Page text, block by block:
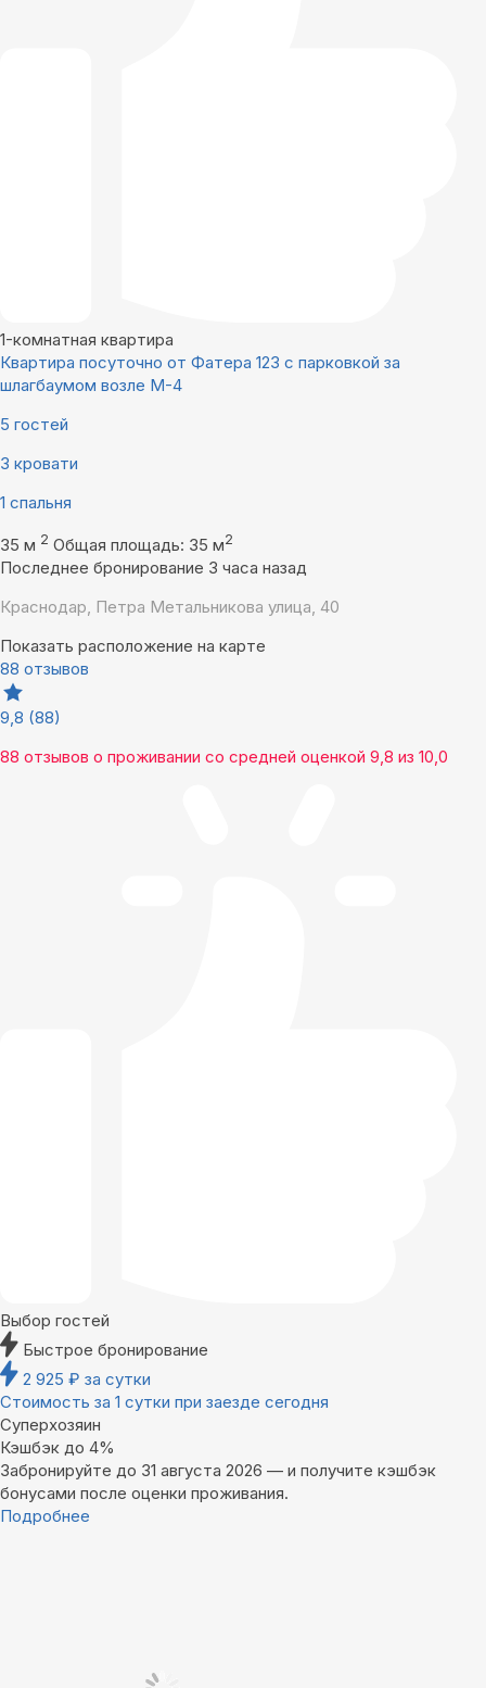
1-комнатная квартира
Квартира посуточно от Фатера 123 с парковкой за
шлагбаумом возле М-4
5 гостей
3 кровати
1 спальня
35 м 2 Общая площадь: 35 м2
Последнее бронирование 3 часа назад
Краснодар, Петра Метальникова улица, 40
Показать расположение на карте
88 отзывов
9,8 (88)
88 отзывов о проживании со средней оценкой 9,8 из 10,0
Выбор гостей
Быстрое бронирование
2 925 ₽ за сутки
Стоимость за 1 сутки при заезде сегодня
Суперхозяин
Кэшбэк до 4%
Забронируйте до 31 августа 2026 — и получите кэшбэк
бонусами после оценки проживания.
Подробнее